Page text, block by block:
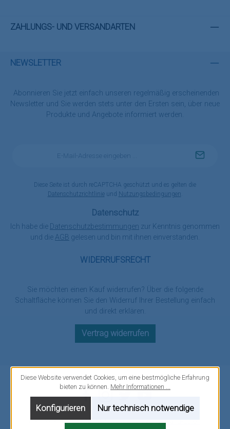
ZAHLUNGS- UND VERSANDARTEN
WIDERRUFSRECHT
Sie möchten einen Kauf widerrufen? Über die folgende
Schaltfläche können Sie den Widerruf Ihrer Bestellung einfach
und direkt erklären.
Vertrag widerrufen
NEWSLETTER
Abonnieren Sie jetzt einfach unseren regelmäßig erscheinenden
Newsletter und Sie werden stets unter den Ersten sein, über neue
Produkte und Angebote informiert werden.
Diese Seite ist durch reCAPTCHA geschützt und es gelten die
Datenschutzrichtlinieund Nutzungsbedingungen
Datenschutz
Ich habe die Datenschutzbestimmungen zur Kenntnis genommen
und die AGB gelesen und bin mit ihnen einverstanden.
Facebook
Alle Preise inkl. gesetzl. Mehrwertsteuer zzgl.Versandkosten
Diese Website verwendet Cookies, um eine bestmögliche Erfahrung
bieten zu können. Mehr Informationen ...
Nur technisch notwendige
Konfigurieren